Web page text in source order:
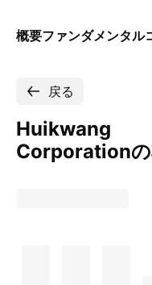
概要ファンダメンタル
戻る
Huikwang
Corporationの